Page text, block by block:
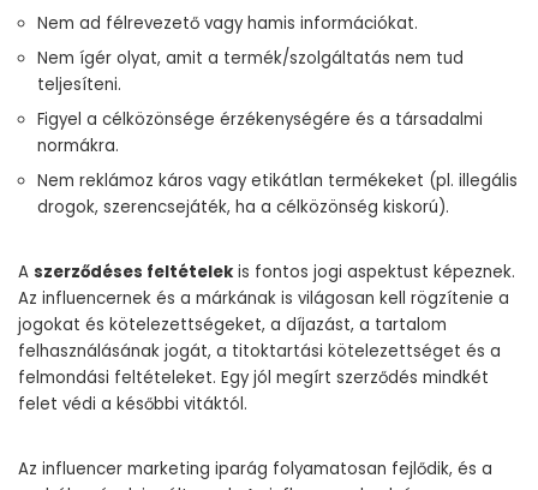
Nem ad félrevezető vagy hamis információkat.
Nem ígér olyat, amit a termék/szolgáltatás nem tud
teljesíteni.
Figyel a célközönsége érzékenységére és a társadalmi
normákra.
Nem reklámoz káros vagy etikátlan termékeket (pl. illegális
drogok, szerencsejáték, ha a célközönség kiskorú).
A szerződéses feltételek is fontos jogi aspektust képeznek.
Az influencernek és a márkának is világosan kell rögzítenie a
jogokat és kötelezettségeket, a díjazást, a tartalom
felhasználásának jogát, a titoktartási kötelezettséget és a
felmondási feltételeket. Egy jól megírt szerződés mindkét
felet védi a későbbi vitáktól.
Az influencer marketing iparág folyamatosan fejlődik, és a